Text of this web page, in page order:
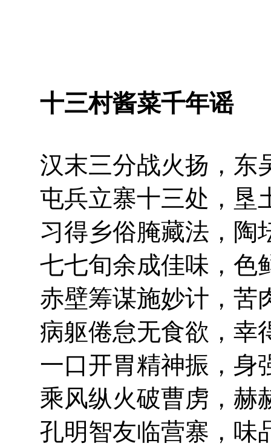
十三村酱菜千年谣
汉末三分战火扬，东
屯兵立寨十三处，垦
习得乡俗腌藏法，陶
七七旬余成佳味，色
赤壁筹谋施妙计，苦
病躯倦怠无食欲，幸
一口开胃精神振，身
乘风纵火破曹虏，赫
孔明智友临营寨，味